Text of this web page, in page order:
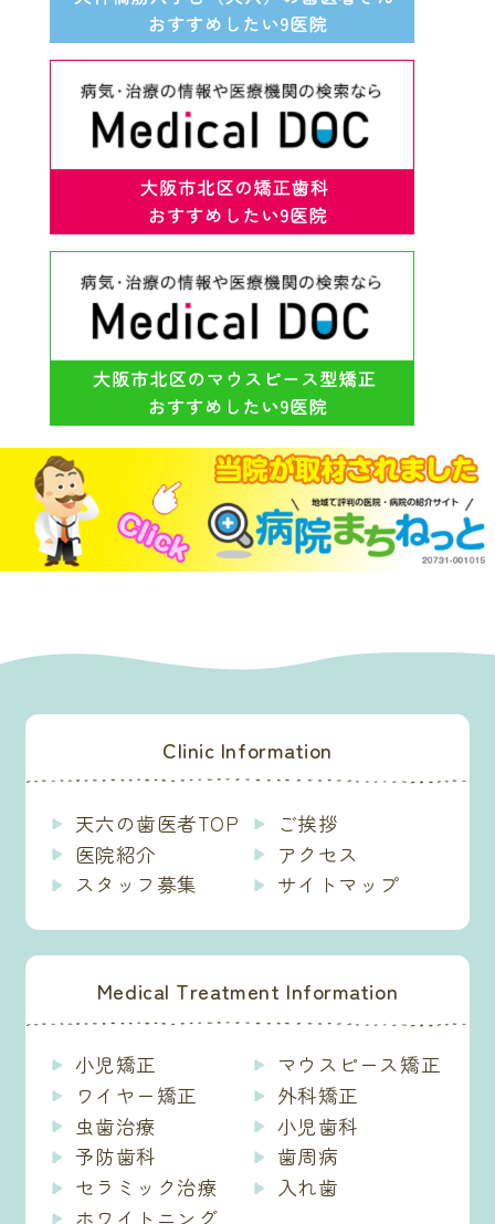
Clinic Information
天六の歯医者TOP
ご挨拶
医院紹介
アクセス
スタッフ募集
サイトマップ
Medical Treatment Information
小児矯正
マウスピース矯正
ワイヤー矯正
外科矯正
虫歯治療
小児歯科
予防歯科
歯周病
セラミック治療
入れ歯
ホワイトニング